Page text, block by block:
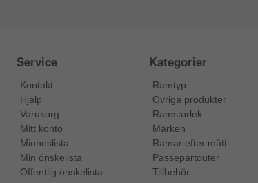
Service
Kontakt
Hjälp
Varukorg
Mitt konto
Minneslista
Min önskelista
Offentlig önskelista
Kategorier
Ramtyp
Övriga produkter
Ramstorlek
Märken
Ramar efter mått
Passepartouter
Tillbehör